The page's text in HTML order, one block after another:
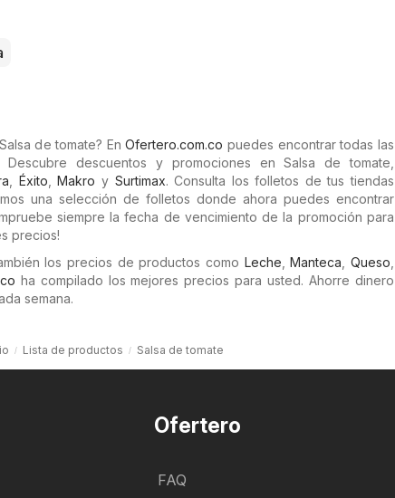
de tomate? EnOfertero.com.co puedes encontrar todas las
Descubre descuentos y promociones en Salsa de tomate,
Éxito ,Makro y Surtimax. Consulta los folletos de tus tiendas
una selección de folletos donde ahora puedes encontrar
siempre la fecha de vencimiento de la promoción para
precios!
los precios de productos como Leche ,Manteca ,Queso
ha compilado los mejores precios para usted. Ahorre dinero
semana.
Lista de productos Salsa de tomate
Ofertero
FAQ